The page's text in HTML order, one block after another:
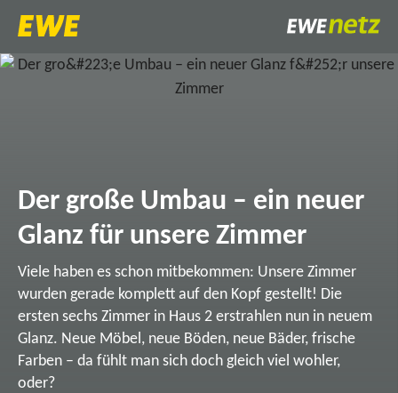
Der große Umbau – ein neuer
Glanz für unsere Zimmer
Viele haben es schon mitbekommen: Unsere Zimmer
wurden gerade komplett auf den Kopf gestellt! Die
ersten sechs Zimmer in Haus 2 erstrahlen nun in neuem
Glanz. Neue Möbel, neue Böden, neue Bäder, frische
Farben – da fühlt man sich doch gleich viel wohler,
oder?